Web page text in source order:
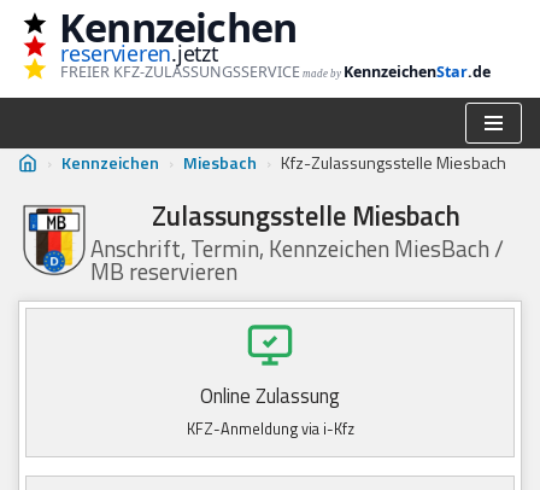
Zum
Inhalt
Kennzeichen
reservieren.jetzt
FREIER KFZ-ZULASSUNGSSERVICE made by KennzeichenStar.de
› Kennzeichen › Miesbach › Kfz-Zulassungsstelle Miesbach
Zulassungsstelle Miesbach
Anschrift, Termin, Kennzeichen MiesBach /
MB reservieren
Online Zulassung
KFZ-Anmeldung via i-Kfz